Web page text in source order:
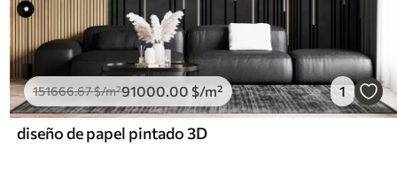
151666.67$/m²91000 .00 $/m² 1
diseño de papel pintado 3D